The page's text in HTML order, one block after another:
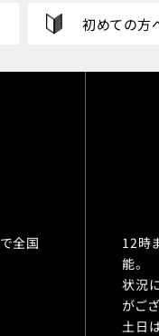
初めての方
全国
12時
能。
状況
がござ
土日